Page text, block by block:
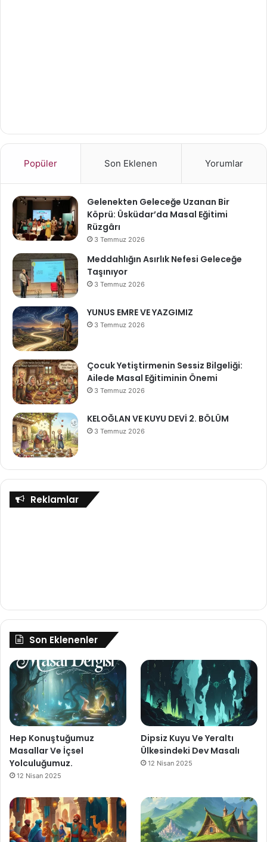
Popüler Son Eklenen Yorumlar
Gelenekten Geleceğe Uzanan Bir
Köprü: Üsküdar’da Masal Eğitimi
Rüzgârı
3 Temmuz 2026
Meddahlığın Asırlık Nefesi Geleceğe
Taşınıyor
3 Temmuz 2026
YUNUS EMRE VE YAZGIMIZ
3 Temmuz 2026
Çocuk Yetiştirmenin Sessiz Bilgeliği:
Ailede Masal Eğitiminin Önemi
3 Temmuz 2026
KELOĞLAN VE KUYU DEVİ 2. BÖLÜM
3 Temmuz 2026
Reklamlar
Son Eklenenler
Hep Konuştuğumuz
Masallar Ve İçsel
Yolculuğumuz.
12 Nisan 2025
Dipsiz Kuyu Ve Yeraltı
Ülkesindeki Dev Masalı
12 Nisan 2025